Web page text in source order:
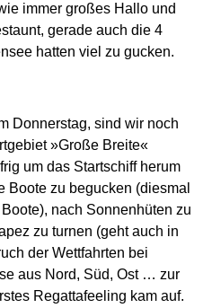
immer großes Hallo und
gerade auch die 4
hatten viel zu gucken.
Donnerstag, sind wir noch
»Große Breite«
um das Startschiff herum
Boote zu begucken (diesmal
nach Sonnenhüten zu
zu turnen (geht auch in
der Wettfahrten bei
aus Nord, Süd, Ost … zur
Regattafeeling kam auf.